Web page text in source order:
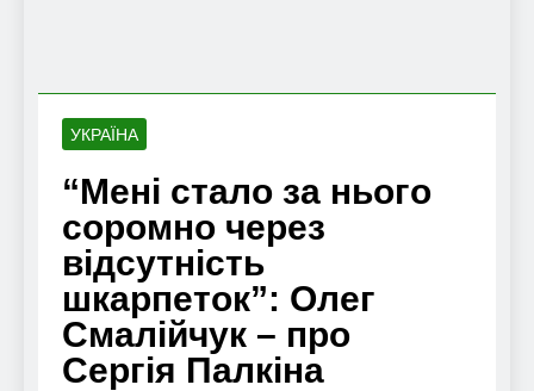
УКРАЇНА
“Мені стало за нього
соромно через
відсутність
шкарпеток”: Олег
Смалійчук – про
Сергія Палкіна